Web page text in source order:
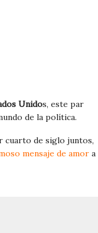
Unidos, este par
de la política.
cuarto de siglo juntos,
mensaje de amor a